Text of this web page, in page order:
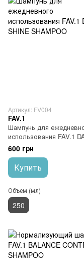
Артикул: FV004
FAV.1
Шампунь для
использования FAV.1
SHINE SHAMPOO
600 грн
Купить
Объем (мл)
250